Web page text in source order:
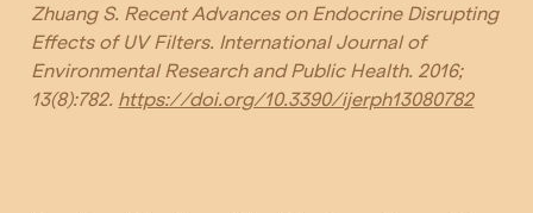
Zhuang S. Recent Advances on Endocrine Disrupting
Effects of UV Filters. International Journal of
Environmental Research and Public Health. 2016;
13(8):782. https://doi.org/10.3390/ijerph13080782